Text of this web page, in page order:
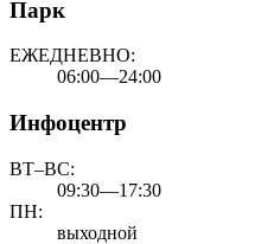
Парк
ЕЖЕДНЕВНО:
06:00—24:00
Инфоцентр
ВТ–ВС:
09:30—17:30
ПН:
выходной